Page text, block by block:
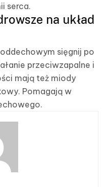
serca.
na układ
sięgnij po
przeciwzapalne i
mają też miody
Pomagają w